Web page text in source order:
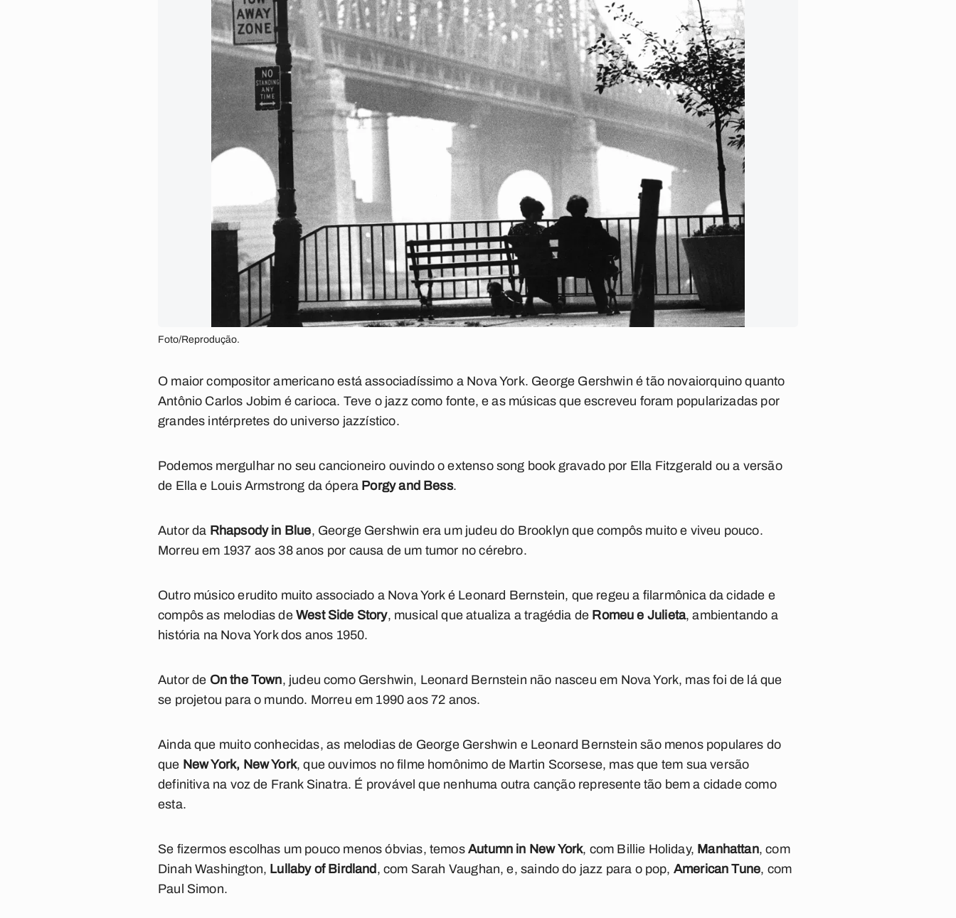
Foto/Reprodução.
O maior compositor americano está associadíssimo a Nova York. George Gershwin é tão novaiorquino quanto
Antônio Carlos Jobim é carioca. Teve o jazz como fonte, e as músicas que escreveu foram popularizadas por
grandes intérpretes do universo jazzístico.
Podemos mergulhar no seu cancioneiro ouvindo o extenso song book gravado por Ella Fitzgerald ou a versão
de Ella e Louis Armstrong da ópera Porgy and Bess.
Autor da Rhapsody in Blue, George Gershwin era um judeu do Brooklyn que compôs muito e viveu pouco.
Morreu em 1937 aos 38 anos por causa de um tumor no cérebro.
Outro músico erudito muito associado a Nova York é Leonard Bernstein, que regeu a filarmônica da cidade e
compôs as melodias de West Side Story, musical que atualiza a tragédia de Romeu e Julieta, ambientando a
história na Nova York dos anos 1950.
Autor de On the Town, judeu como Gershwin, Leonard Bernstein não nasceu em Nova York, mas foi de lá que
se projetou para o mundo. Morreu em 1990 aos 72 anos.
Ainda que muito conhecidas, as melodias de George Gershwin e Leonard Bernstein são menos populares do
que New York, New York, que ouvimos no filme homônimo de Martin Scorsese, mas que tem sua versão
definitiva na voz de Frank Sinatra. É provável que nenhuma outra canção represente tão bem a cidade como
esta.
Se fizermos escolhas um pouco menos óbvias, temos Autumn in New York, com Billie Holiday, Manhattan, com
Dinah Washington, Lullaby of Birdland , com Sarah Vaughan, e, saindo do jazz para o pop, American Tune, com
Paul Simon.